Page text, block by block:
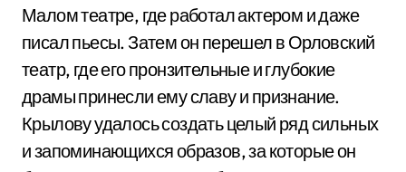
Малом театре, где работал актером и даже
писал пьесы. Затем он перешел в Орловский
театр, где его пронзительные и глубокие
драмы принесли ему славу и признание.
Крылову удалось создать целый ряд сильных
и запоминающихся образов, за которые он